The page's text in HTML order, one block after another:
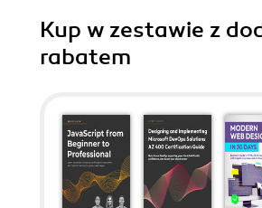
Kup w zestawie z
rabatem